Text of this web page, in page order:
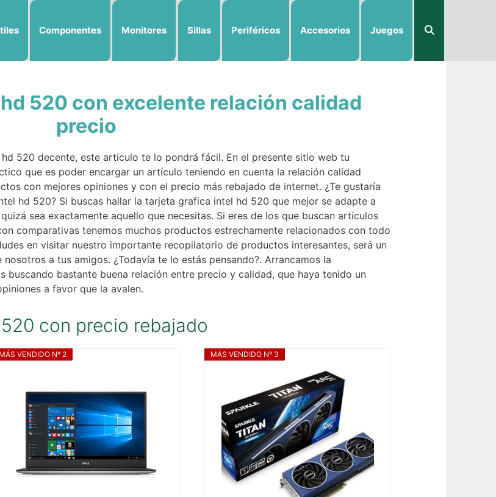
Componentes Monitores Sillas Periféricos Accesorios Juegos
520 con excelente relación calidad
precio
520 decente, este artículo te lo pondrá fácil. En el presente sitio web tu
que es poder encargar un artículo teniendo en cuenta la relación calidad
con mejores opiniones y con el precio más rebajado de internet. ¿Te gustaría
hd 520? Si buscas hallar la tarjeta grafica intel hd 520 que mejor se adapte a
sea exactamente aquello que necesitas. Si eres de los que buscan artículos
comparativas tenemos muchos productos estrechamente relacionados con todo
en visitar nuestro importante recopilatorio de productos interesantes, será un
a tus amigos. ¿Todavía te lo estás pensando?. Arrancamos la
buscando bastante buena relación entre precio y calidad, que haya tenido un
a favor que la avalen.
con precio rebajado
MÁS VENDIDO Nº 2 MÁS VENDIDO Nº 3